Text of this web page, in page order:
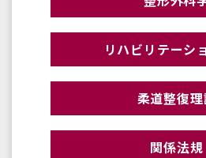
リハビリテーシ
柔道整復
関係法規